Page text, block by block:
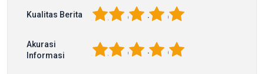
Kualitas Berita 5
4
3
2
Akurasi
Informasi
5
4
3
2